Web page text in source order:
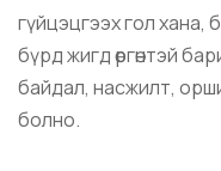
гүйцэцгээх гол хана,
бүрд жигд өргөнтэй
байдал, насжилт,
болно.